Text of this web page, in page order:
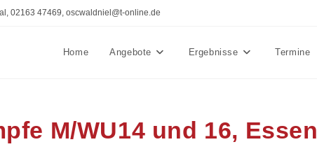
02163 47469, oscwaldniel@t-online.de
Home Angebote Ergebnisse Termine
M/WU14 und 16, Essen